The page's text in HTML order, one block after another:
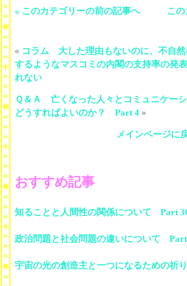
« このカテゴリーの前の記事へ こ
« コラム 大した理由もないのに、不自然
するようなマスコミの内閣の支持率の発
れない
Ｑ＆Ａ 亡くなった人々とコミュニケーシ
どうすればよいのか？ Part 4 »
メインページに
おすすめ記事
知ることと人間性の関係について Part
政治問題と社会問題の違いについて Part
宇宙の光の創造主と一つになるための祈り